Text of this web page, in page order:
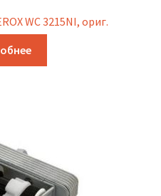
WC 3215NI, ориг.